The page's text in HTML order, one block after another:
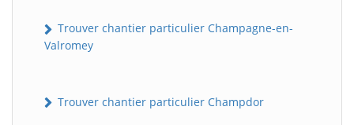
Trouver chantier particulier Champagne-en-
Valromey
Trouver chantier particulier Champdor